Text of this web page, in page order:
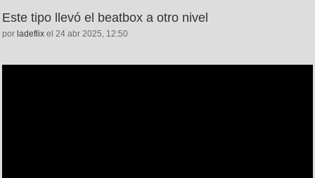
Este tipo llevó el beatbox a otro nivel
por ladeflix el 24 abr 2025, 12:50